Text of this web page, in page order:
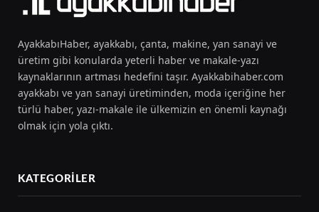
AyakkabıHaber, ayakkabı, çanta, makine, yan sanayi ve
üretim gibi konularda yeterli haber ve makale-yazı
kaynaklarının artması hedefini taşır. Ayakkabihaber.com
ayakkabı ve yan sanayi üretiminden, moda içeriğine her
türlü haber, yazı-makale ile ülkemizin en önemli kaynağı
olmak için yola çıktı.
KATEGORILER